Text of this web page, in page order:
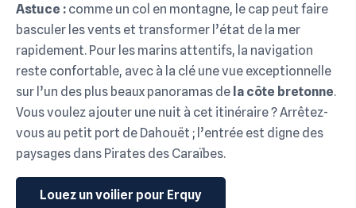
Astuce : comme un col en montagne, le cap peut faire
basculer les vents et transformer l’état de la mer
rapidement. Pour les marins attentifs, la navigation
reste confortable, avec à la clé une vue exceptionnelle
sur l’un des plus beaux panoramas de la côte bretonne.
Vous voulez ajouter une nuit à cet itinéraire ? Arrêtez-
vous au petit port de Dahouët ; l’entrée est digne des
paysages dans Pirates des Caraïbes.
Louez un voilier pour Erquy